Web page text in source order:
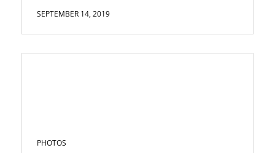
SEPTEMBER 14, 2019
PHOTOS